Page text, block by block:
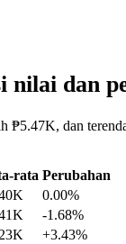
dan
dan
rata Perubahan
0.00%
-1.68%
+3.43%